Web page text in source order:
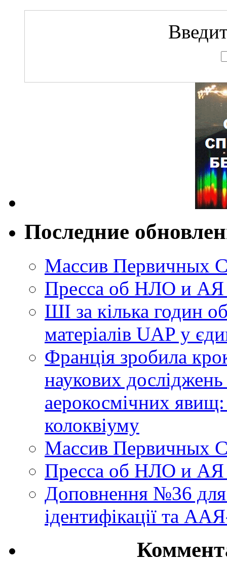
Последние
Массив Первичных
Пресса об НЛО и
ШІ за кілька годин
матеріалів UAP у
Франція зробила
наукових
аерокосмічних
колоквіуму
Массив Первичных
Пресса об НЛО и
Доповнення №36
ідентифікації та